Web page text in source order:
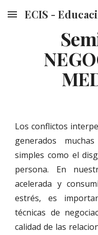
Skip to main content
Los conflictos
generados
simples como el
persona. En
acelerada y
estrés, es
técnicas de
calidad de las